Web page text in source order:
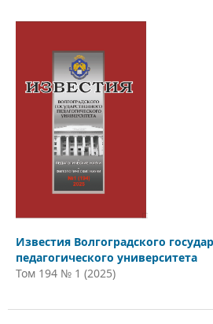
Известия Волгоградского
педагогического университета
Том 194 № 1 (2025)